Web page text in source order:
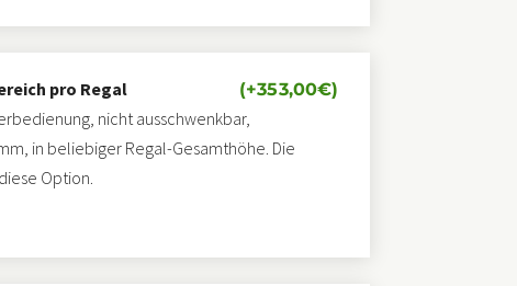
pro Regal (+353,00€)
nicht ausschwenkbar,
in beliebiger Regal-Gesamthöhe. Die
Option.